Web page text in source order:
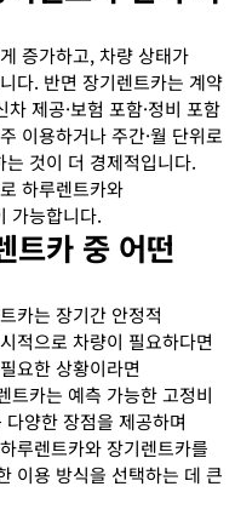
증가하고, 차량 상태가
다. 반면 장기렌트카는 계약
제공·보험 포함·정비 포함
이용하거나 주간·월 단위로
것이 더 경제적입니다.
하루렌트카와
가능합니다.
트카 중 어떤
카는 장기간 안정적
적으로 차량이 필요하다면
요한 상황이라면
트카는 예측 가능한 고정비
양한 장점을 제공하며
루렌트카와 장기렌트카를
이용 방식을 선택하는 데 큰